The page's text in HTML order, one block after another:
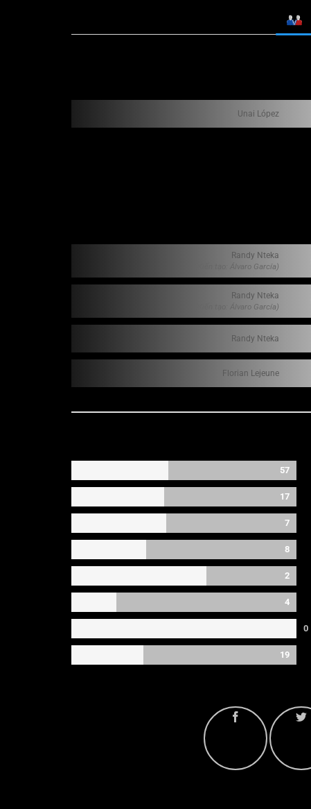
Unai López
Randy Nteka
(Kiến tạo: Álvaro García)
Randy Nteka
(Kiến tạo: Álvaro García)
Randy Nteka
Florian Lejeune
57
17
7
8
2
4
0
19